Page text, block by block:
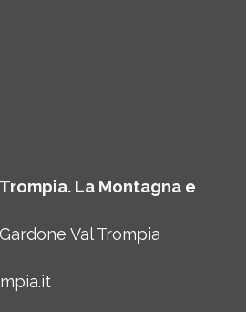
La Montagna e
Val Trompia